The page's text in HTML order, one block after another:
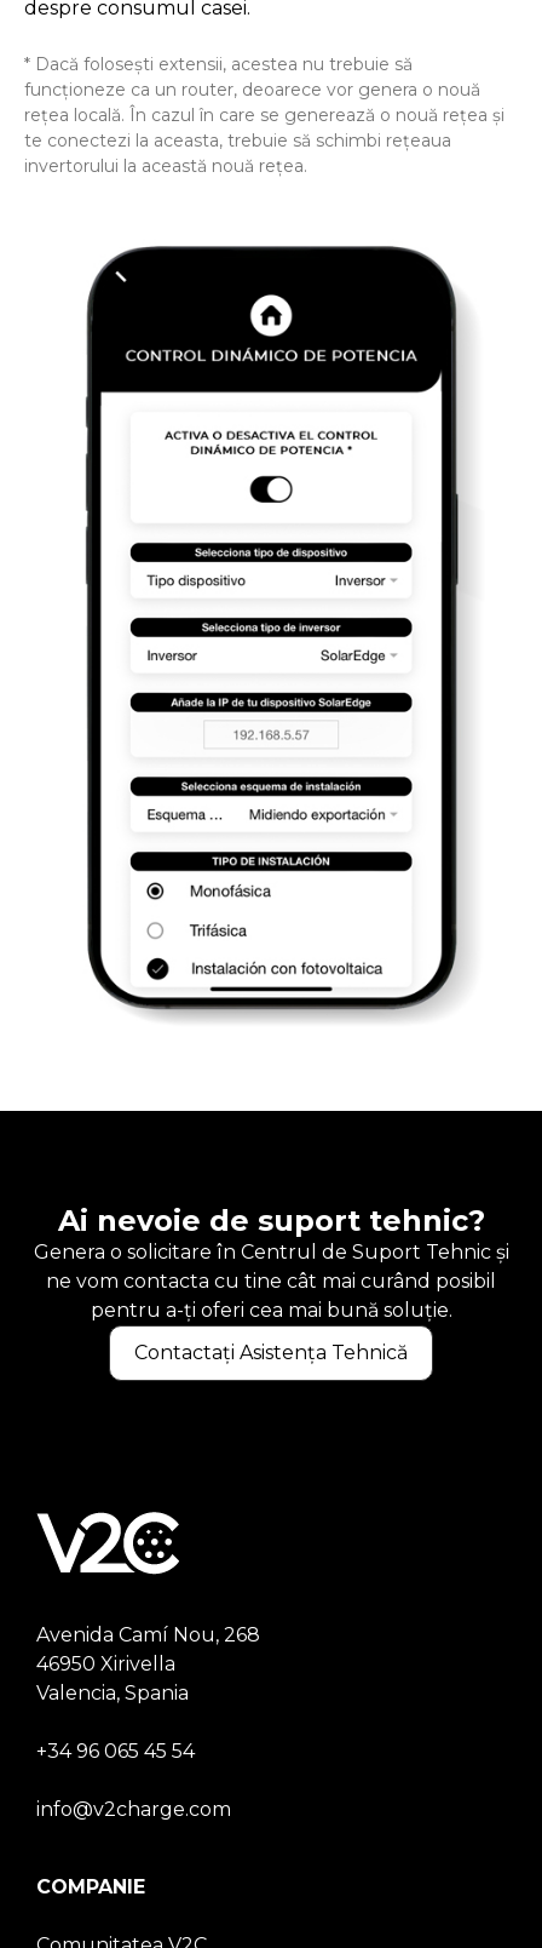
despre consumul casei.
* Dacă folosești extensii, acestea nu trebuie să
funcționeze ca un router, deoarece vor genera o nouă
rețea locală. În cazul în care se generează o nouă rețea și
te conectezi la aceasta, trebuie să schimbi rețeaua
invertorului la această nouă rețea.
Ai nevoie de suport tehnic?
Genera o solicitare în Centrul de Suport Tehnic și
ne vom contacta cu tine cât mai curând posibil
pentru a-ți oferi cea mai bună soluție.
Contactați Asistența Tehnică
Avenida Camí Nou, 268
46950 Xirivella
Valencia, Spania
+34 96 065 45 54
info@v2charge.com
COMPANIE